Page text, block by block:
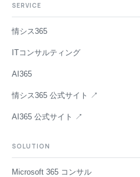
SERVICE
情シス365
ITコンサルティング
AI365
情シス365 公式サイト ↗
AI365 公式サイト ↗
SOLUTION
Microsoft 365 コンサル